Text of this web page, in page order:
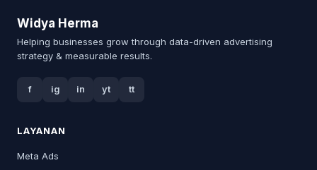
Widya Herma
Helping businesses grow through data-driven advertising
strategy & measurable results.
f ig in yt tt
LAYANAN
Meta Ads